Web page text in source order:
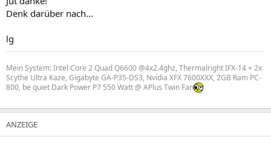
Denk darüber nach...
lg
Mein System: Intel Core 2 Quad Q6600 @4x2.4ghz, Thermalright IFX-14 + 2x
Scythe Ultra Kaze, Gigabyte GA-P35-DS3, Nvidia XFX 7600XXX, 2GB Ram PC-
800, be quiet Dark Power P7 550 Watt @ APlus Twin Fan